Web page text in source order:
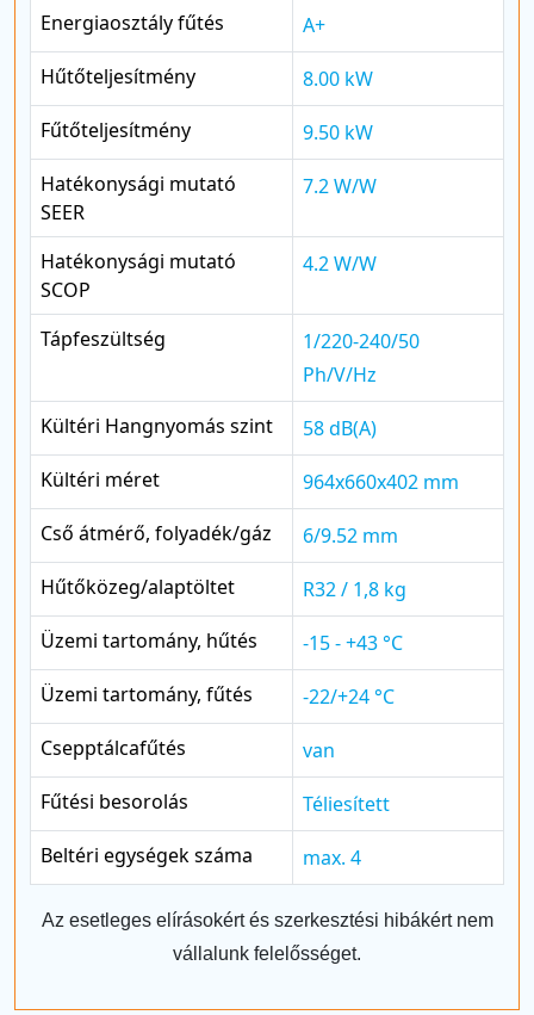
Energiaosztály fűtés
A+
Hűtőteljesítmény
8.00 kW
Fűtőteljesítmény
9.50 kW
Hatékonysági mutató
SEER
7.2 W/W
Hatékonysági mutató
SCOP
4.2 W/W
Tápfeszültség
1/220-240/50
Ph/V/Hz
Kültéri Hangnyomás szint
58 dB(A)
Kültéri méret
964x660x402 mm
Cső átmérő, folyadék/gáz
6/9.52 mm
Hűtőközeg/alaptöltet
R32 / 1,8 kg
Üzemi tartomány, hűtés
-15 - +43 °C
Üzemi tartomány, fűtés
-22/+24 °C
Csepptálcafűtés
van
Fűtési besorolás
Téliesített
Beltéri egységek száma
max. 4
Az esetleges elírásokért és szerkesztési hibákért nem
vállalunk felelősséget.